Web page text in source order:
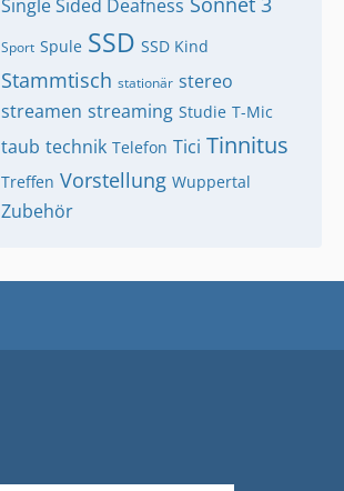
Single Sided Deafness
Sport Spule SSD SSD Kind
Stammtisch stationär stereo
streamen streaming Studie T-Mic
taub technik Telefon Tici Tinnitus
Treffen Vorstellung Wuppertal
Zubehör